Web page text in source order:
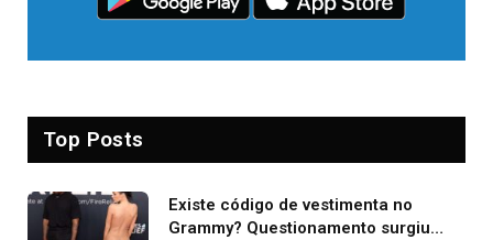
Top Posts
Existe código de vestimenta no
Grammy? Questionamento surgiu